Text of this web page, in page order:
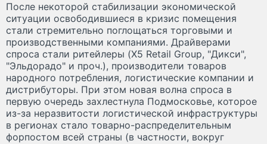
После некоторой стабилизации экономической
ситуации освободившиеся в кризис помещения
стали стремительно поглощаться торговыми и
производственными компаниями. Драйверами
спроса стали ритейлеры (X5 Retail Group, "Дикси",
"Эльдорадо" и проч.), производители товаров
народного потребления, логистические компании и
дистрибуторы. При этом новая волна спроса в
первую очередь захлестнула Подмосковье, которое
из-за неразвитости логистической инфраструктуры
в регионах стало товарно-распределительным
форпостом всей страны (в частности, вокруг